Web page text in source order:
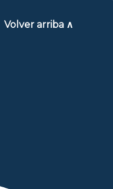
Volver arriba ∧